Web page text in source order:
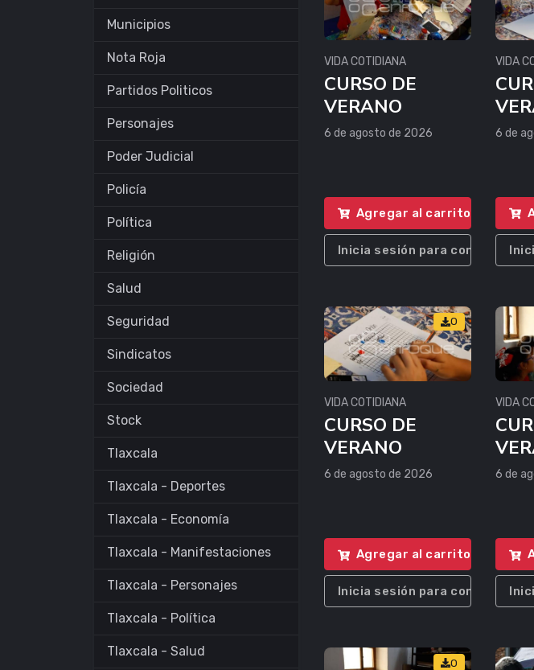
Municipios
Nota Roja
Partidos Politicos
Personajes
Poder Judicial
Policía
Política
Religión
Salud
Seguridad
Sindicatos
Sociedad
Stock
Tlaxcala
Tlaxcala - Deportes
Tlaxcala - Economía
Tlaxcala - Manifestaciones
Tlaxcala - Personajes
Tlaxcala - Política
Tlaxcala - Salud
VIDA COTIDIANA
CURSO DE
VERANO
6 de agosto de 2026
Agregar al carrito
Inicia sesión para comprar
VIDA
6 de
0
VIDA COTIDIANA
CURSO DE
VERANO
6 de agosto de 2026
Agregar al carrito
Inicia sesión para comprar
VIDA
6 de
0